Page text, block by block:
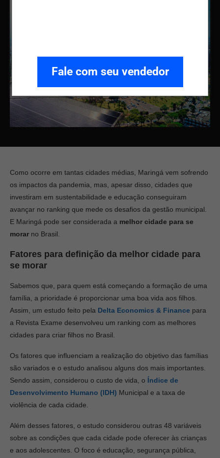
Fale com seu vendedor
Como ocorre em tantas cidades médias, Maringá vem sofrendo
os impactos da pandemia, mas, apesar disso, cidades que
investiram em sustentabilidade e educação conseguiram
avançar no ranking que mede os desafios da gestão municipal.
E Maringá pode ser considerada a melhor cidade para se
morar no Brasil.
Fatores para definição da melhor cidade para
se morar
Sabemos que, para quem está começando a formação de uma
família, a prioridade é proporcionar uma boa vida aos filhos.
Assim, um estudo feito pela Delta Economics & Finance para
a Revista Exame desenvolveu um ranking com as melhores
cidades para criar filhos no Brasil.
Os fatores que influenciam a realização do objetivo das famílias
são variados e o estudo analisou alguns dos mais importantes.
Sendo assim, considerou o custo de vida, o Índice de
Desenvolvimento Humano (IDH) Municipal e a taxa de
violência de cada cidade.
Além desses fatores, o estudo considerou outras 48 variáveis
sobre as condições que cada cidade pode oferecer às crianças
e aos adolescentes. O foco é educação, segurança pública,